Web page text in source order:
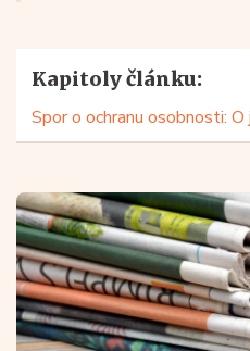
Kapitoly článku:
Spor o ochranu osobnosti: